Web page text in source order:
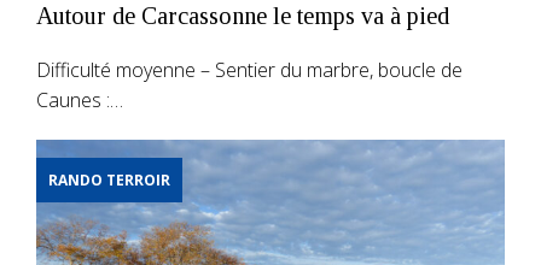
Autour de Carcassonne le temps va à pied
Difficulté moyenne – Sentier du marbre, boucle de
Caunes :…
RANDO TERROIR